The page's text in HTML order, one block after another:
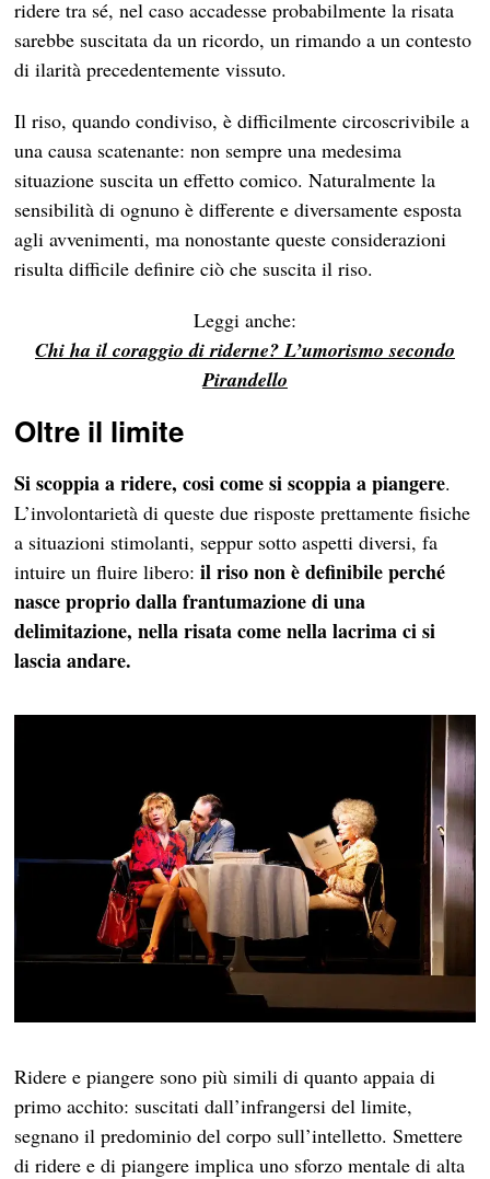
ridere tra sé, nel caso accadesse probabilmente la risata
sarebbe suscitata da un ricordo, un rimando a un contesto
di ilarità precedentemente vissuto.
Il riso, quando condiviso, è difficilmente circoscrivibile a
una causa scatenante: non sempre una medesima
situazione suscita un effetto comico. Naturalmente la
sensibilità di ognuno è differente e diversamente esposta
agli avvenimenti, ma nonostante queste considerazioni
risulta difficile definire ciò che suscita il riso.
Leggi anche:
Chi ha il coraggio di riderne? L’umorismo secondo
Pirandello
Oltre il limite
Si scoppia a ridere, cosi come si scoppia a piangere.
L’involontarietà di queste due risposte prettamente fisiche
a situazioni stimolanti, seppur sotto aspetti diversi, fa
intuire un fluire libero:il riso non è definibile perché
nasce proprio dalla frantumazione di una
delimitazione, nella risata come nella lacrima ci si
lascia andare.
Ridere e piangere sono più simili di quanto appaia di
primo acchito: suscitati dall’infrangersi del limite,
segnano il predominio del corpo sull’intelletto. Smettere
di ridere e di piangere implica uno sforzo mentale di alta